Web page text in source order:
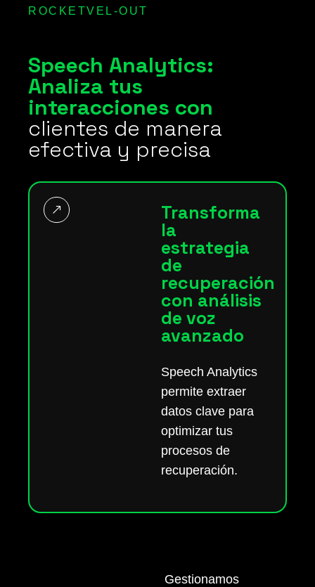
ROCKETVEL-OUT
Speech Analytics:
Analiza tus
interacciones con
clientes de manera
efectiva y precisa
Transforma
la
estrategia
de
recuperación
con análisis
de voz
avanzado
Speech Analytics
permite extraer
datos clave para
optimizar tus
procesos de
recuperación.
Gestionamos